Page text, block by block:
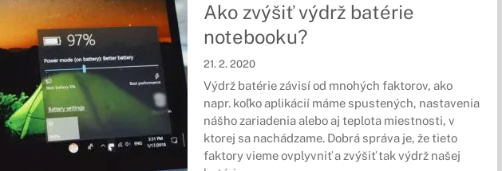
Ako zvýšiť výdrž batérie
notebooku?
21. 2. 2020
Výdrž batérie závisí od mnohých faktorov, ako
napr. koľko aplikácií máme spustených, nastavenia
nášho zariadenia alebo aj teplota miestnosti, v
ktorej sa nachádzame. Dobrá správa je, že tieto
faktory vieme ovplyvniť a zvýšiť tak výdrž našej